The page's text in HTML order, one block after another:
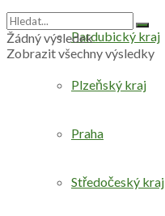
Pardubický kraj
Plzeňský kraj
Praha
Středočeský kraj
Žádný výsledek
Zobrazit všechny výsledky